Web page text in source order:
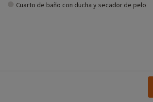
Cuarto de baño con ducha y secador de pelo